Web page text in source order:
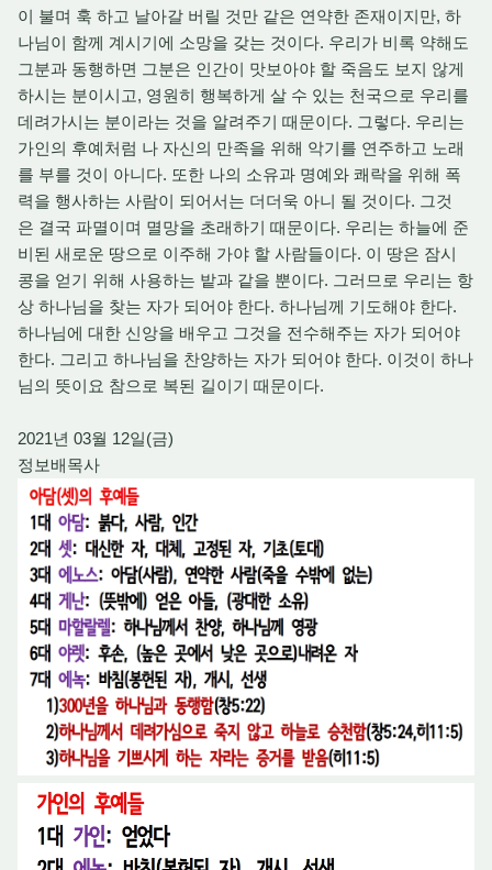
이 불며 훅 하고 날아갈 버릴 것만 같은 연약한 존재이지만, 하
나님이 함께 계시기에 소망을 갖는 것이다. 우리가 비록 약해도
그분과 동행하면 그분은 인간이 맛보아야 할 죽음도 보지 않게
하시는 분이시고, 영원히 행복하게 살 수 있는 천국으로 우리를
데려가시는 분이라는 것을 알려주기 때문이다. 그렇다. 우리는
가인의 후예처럼 나 자신의 만족을 위해 악기를 연주하고 노래
를 부를 것이 아니다. 또한 나의 소유과 명예와 쾌락을 위해 폭
력을 행사하는 사람이 되어서는 더더욱 아니 될 것이다. 그것
은 결국 파멸이며 멸망을 초래하기 때문이다. 우리는 하늘에 준
비된 새로운 땅으로 이주해 가야 할 사람들이다. 이 땅은 잠시
콩을 얻기 위해 사용하는 밭과 같을 뿐이다. 그러므로 우리는 항
상 하나님을 찾는 자가 되어야 한다. 하나님께 기도해야 한다.
하나님에 대한 신앙을 배우고 그것을 전수해주는 자가 되어야
한다. 그리고 하나님을 찬양하는 자가 되어야 한다. 이것이 하나
님의 뜻이요 참으로 복된 길이기 때문이다.
2021년 03월 12일(금)
정보배목사